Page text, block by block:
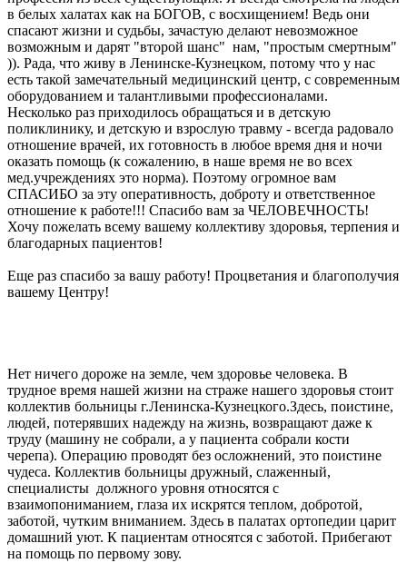
в белых халатах как на БОГОВ, с восхищением! Ведь они
спасают жизни и судьбы, зачастую делают невозможное
возможным и дарят "второй шанс" нам, "простым смертным"
)). Рада, что живу в Ленинске-Кузнецком, потому что у нас
есть такой замечательный медицинский центр, с современным
оборудованием и талантливыми профессионалами.
Несколько раз приходилось обращаться и в детскую
поликлинику, и детскую и взрослую травму - всегда радовало
отношение врачей, их готовность в любое время дня и ночи
оказать помощь (к сожалению, в наше время не во всех
мед.учреждениях это норма). Поэтому огромное вам
СПАСИБО за эту оперативность, доброту и ответственное
отношение к работе!!! Спасибо вам за ЧЕЛОВЕЧНОСТЬ!
Хочу пожелать всему вашему коллективу здоровья, терпения и
благодарных пациентов!
Еще раз спасибо за вашу работу! Процветания и благополучия
вашему Центру!
Нет ничего дороже на земле, чем здоровье человека. В
трудное время нашей жизни на страже нашего здоровья стоит
коллектив больницы г.Ленинска-Кузнецкого.Здесь, поистине,
людей, потерявших надежду на жизнь, возвращают даже к
труду (машину не собрали, а у пациента собрали кости
черепа). Операцию проводят без осложнений, это поистине
чудеса. Коллектив больницы дружный, слаженный,
специалисты должного уровня относятся с
взаимопониманием, глаза их искрятся теплом, добротой,
заботой, чутким вниманием. Здесь в палатах ортопедии царит
домашний уют. К пациентам относятся с заботой. Прибегают
на помощь по первому зову.